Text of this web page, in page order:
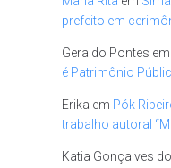
prefeito em
Geraldo Pontes em
é Patrimônio
Erika em Pók
trabalho autoral
Katia Gonçalves